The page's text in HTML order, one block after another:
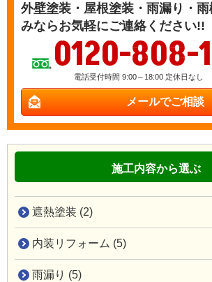
外壁塗装・屋根塗装・雨漏り・
みならお気軽にご連絡ください!!
0120-808-
電話受付時間 9:00～18:00 定休日なし
メールでご相談
施工内容から選ぶ
遮熱塗装 (2)
内装リフォーム (5)
雨漏り (5)